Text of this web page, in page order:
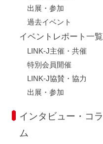
出展・参加
過去イベント
イベントレポート一覧
LINK-J主催・共催
特別会員開催
LINK-J協賛・協力
出展・参加
インタビュー・コラ
ム